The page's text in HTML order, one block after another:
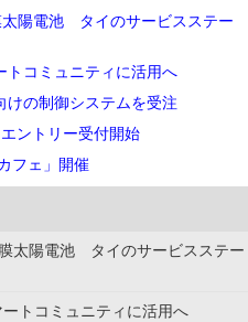
太陽電池 タイのサービスステー
コミュニティに活用へ
けの制御システムを受注
ントリー受付開始
フェ」開催
太陽電池 タイのサービスステー
トコミュニティに活用へ